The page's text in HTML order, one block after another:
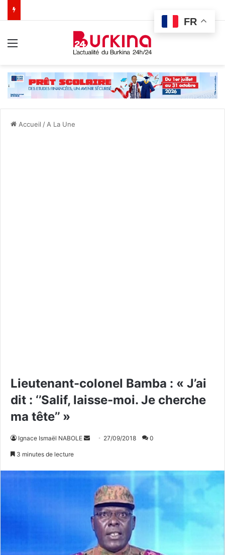
Accueil / A La Une
Lieutenant-colonel Bamba : « J’ai
dit : ‘’Salif, laisse-moi. Je cherche
ma tête’’ »
Ignace Ismaël NABOLE
u
c
27/09/2018 0
3 minutes de lecture
FR